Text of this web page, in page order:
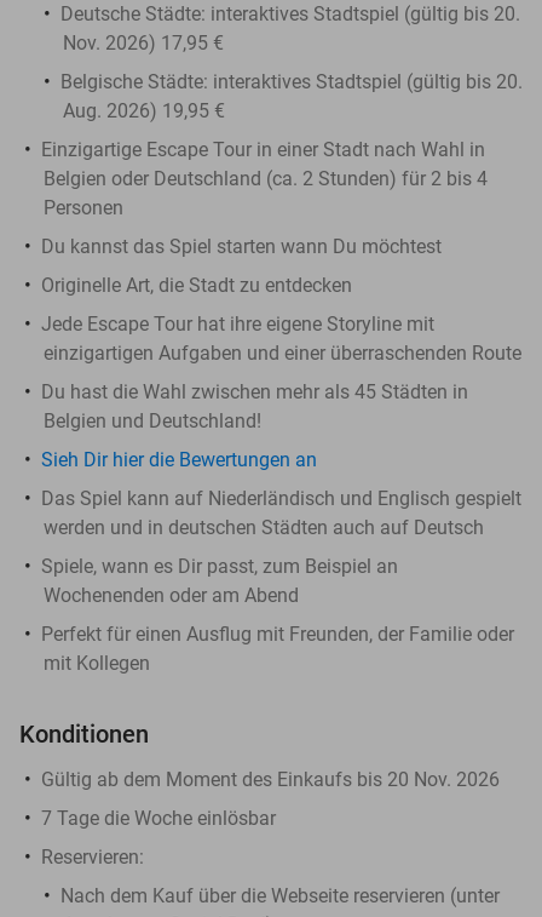
Deutsche Städte: interaktives Stadtspiel (gültig bis 20.
Nov. 2026) 17,95 €
Belgische Städte: interaktives Stadtspiel (gültig bis 20.
Aug. 2026) 19,95 €
Einzigartige Escape Tour in einer Stadt nach Wahl in
Belgien oder Deutschland (ca. 2 Stunden) für 2 bis 4
Personen
Du kannst das Spiel starten wann Du möchtest
Originelle Art, die Stadt zu entdecken
Jede Escape Tour hat ihre eigene Storyline mit
einzigartigen Aufgaben und einer überraschenden Route
Du hast die Wahl zwischen mehr als 45 Städten in
Belgien und Deutschland!
Sieh Dir hier die Bewertungen an
Das Spiel kann auf Niederländisch und Englisch gespielt
werden und in deutschen Städten auch auf Deutsch
Spiele, wann es Dir passt, zum Beispiel an
Wochenenden oder am Abend
Perfekt für einen Ausflug mit Freunden, der Familie oder
mit Kollegen
Konditionen
Gültig ab dem Moment des Einkaufs bis 20 Nov. 2026
7 Tage die Woche einlösbar
Reservieren:
Nach dem Kauf über die Webseite reservieren (unter